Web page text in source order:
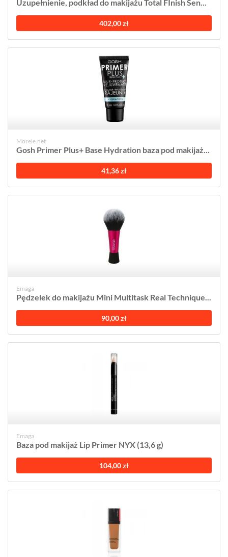
Uzupełnienie, podkład do makijażu Total FInish Sen...
402,00 zł
Morele.net
Gosh Primer Plus+ Base Hydration baza pod makijaż...
41,36 zł
Emaga
Pędzelek do makijażu Mini Multitask Real Technique...
90,00 zł
Emaga
Baza pod makijaż Lip Primer NYX (13,6 g)
104,00 zł